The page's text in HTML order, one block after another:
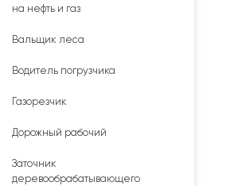
на нефть и газ
Вальщик леса
Водитель погрузчика
Газорезчик
Дорожный рабочий
Заточник
деревообрабатывающего